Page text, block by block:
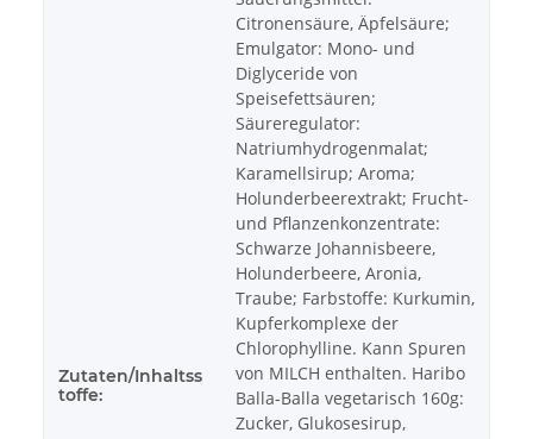
Zutaten/Inhaltss
toffe:
Citronensäure, Äpfelsäure;
Emulgator: Mono- und
Diglyceride von
Speisefettsäuren;
Säureregulator:
Natriumhydrogenmalat;
Karamellsirup; Aroma;
Holunderbeerextrakt; Frucht-
und Pflanzenkonzentrate:
Schwarze Johannisbeere,
Holunderbeere, Aronia,
Traube; Farbstoffe: Kurkumin,
Kupferkomplexe der
Chlorophylline. Kann Spuren
von MILCH enthalten. Haribo
Balla-Balla vegetarisch 160g:
Zucker, Glukosesirup,